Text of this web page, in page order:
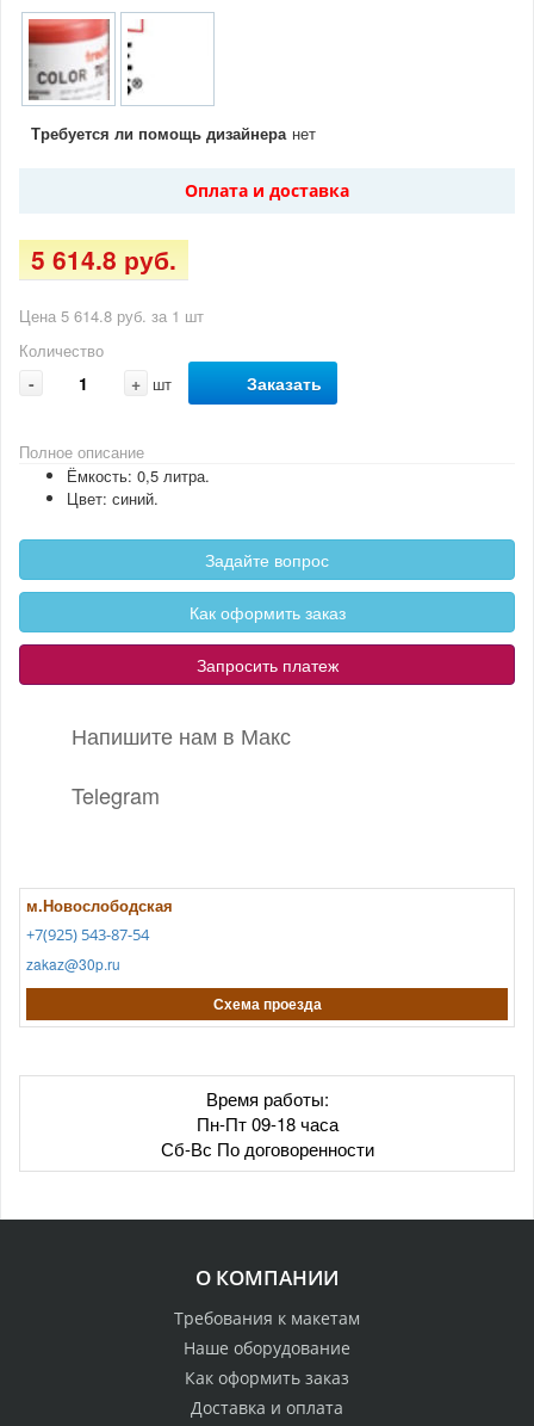
Требуется ли помощь дизайнера нет
Оплата и доставка
5 614.8 руб.
Цена 5 614.8 руб. за 1 шт
Количество
- + шт Заказать
Полное описание
Ёмкость: 0,5 литра.
Цвет: синий.
Задайте вопрос
Как оформить заказ
Запросить платеж
Напишите нам в Макс
Telegram
м.Новослободская
+7(925) 543-87-54
zakaz@30p.ru
Схема проезда
Время работы:
Пн-Пт 09-18 часа
Сб-Вс По договоренности
О КОМПАНИИ
Требования к макетам
Наше оборудование
Как оформить заказ
Доставка и оплата